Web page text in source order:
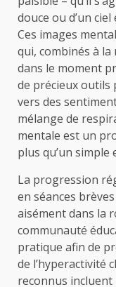
douce ou d’un
Ces images
qui, combinés à
dans le moment
de précieux outils
vers des
mélange de
mentale est un
plus qu’un simple
La progression
en séances
aisément dans la
communauté
pratique afin de
de l’hyperactivité
reconnus incluent